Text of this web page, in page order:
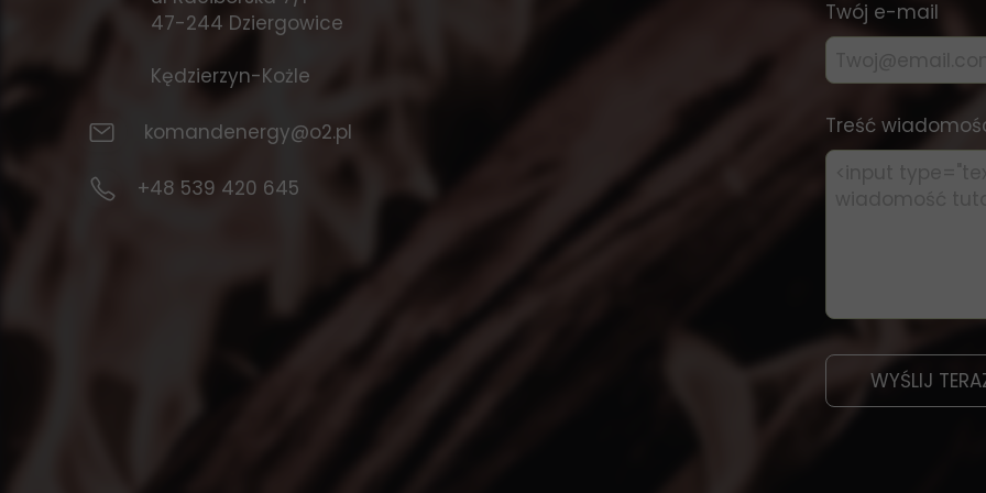
Twój e-mail
Treść
WYŚLIJ
+48 539 420 645
komandenergy@o2.pl
47-244 Dziergowice
Kędzierzyn-Kożle